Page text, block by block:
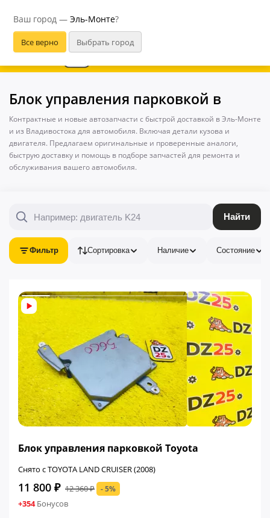
Ваш город — Эль-Монте?
В приложении удобнее
Блок управления парковкой в
Контрактные и новые автозапчасти с быстрой доставкой в Эль-Монте
и из Владивостока для автомобиля. Включая детали кузова и
двигателя. Предлагаем оригинальные и проверенные аналоги,
быструю доставку и помощь в подборе запчастей для ремонта и
обслуживания вашего автомобиля.
Найти
Фильтр Сортировка Наличие Состояние
Блок управления парковкой Toyota
Снято с TOYOTA LAND CRUISER (2008)
11 800 ₽ 12 360 ₽ - 5%
+354Бонусов